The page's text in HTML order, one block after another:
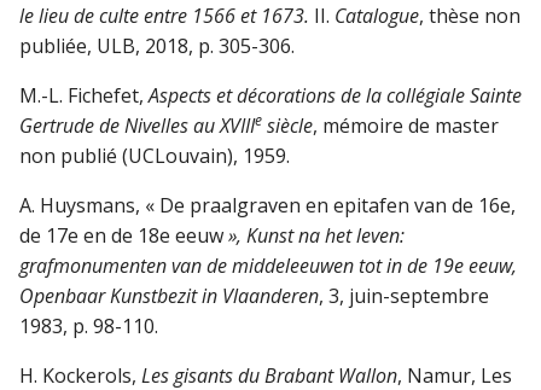
le lieu de culte entre 1566 et 1673. II. Catalogue, thèse non
publiée, ULB, 2018, p. 305-306.
M.-L. Fichefet,Aspects et décorations de la collégiale Sainte
Gertrude de Nivelles au XVIIIe siècle, mémoire de master
non publié (UCLouvain), 1959.
A. Huysmans, « De praalgraven en epitafen van de 16e,
de 17e en de 18e eeuw», Kunst na het leven:
grafmonumenten van de middeleeuwen tot in de 19e eeuw,
Openbaar Kunstbezit in Vlaanderen, 3, juin-septembre
1983, p. 98-110.
H. Kockerols, Les gisants du Brabant Wallon, Namur, Les